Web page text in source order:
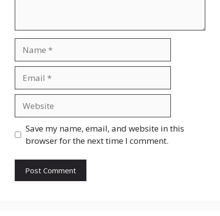
Save my name, email, and website in this
browser for the next time I comment.